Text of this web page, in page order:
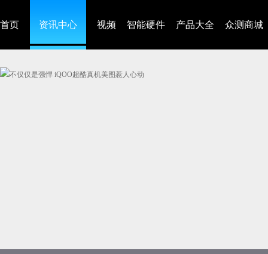
首页 资讯中心 视频 智能硬件 产品大全 众测商城